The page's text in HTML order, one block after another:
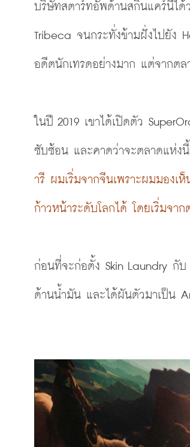
บริษัทสตาร์ทอัพด้านสกินแคร์นี้ได้
Tribeca จนกระทั่งข้ามฝั่งไปยัง
อดีตนักเทรดอย่างมาก แต่จากตล
ในปี 2019 เขาได้เปิดตัว
ซับซ้อน และคาดว่าจะตลาดแห่ง
ารี ผมเริ่มจากจีนเพราะผมมองเ
ก้าวหน้าระดับโลกได้ โดยเริ่มจา
ก่อนที่จะก่อตั้ง Skin Laundry กับ
ด้านน้ำมัน และได้ผันตัวมาเป็น